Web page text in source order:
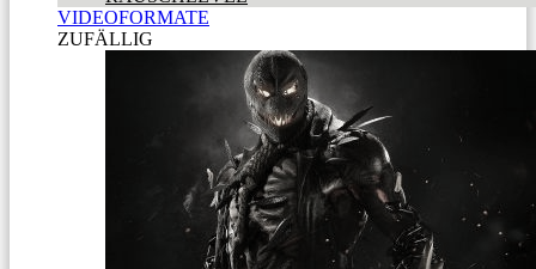
VIDEOFORMATE
ZUFÄLLIG